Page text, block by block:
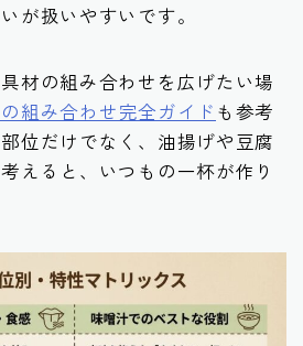
が扱いやすいです。
材の組み合わせを広げたい場
組み合わせ完全ガイド も参考
位だけでなく、油揚げや豆腐
えると、いつもの一杯が作り